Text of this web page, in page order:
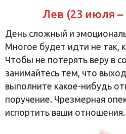
Лев (23 июля –
День сложный и
Многое будет идти не так,
Чтобы не потерять веру в
занимайтесь тем, что
выполните какое-нибудь
поручение. Чрезмерная
испортить ваши отношения.